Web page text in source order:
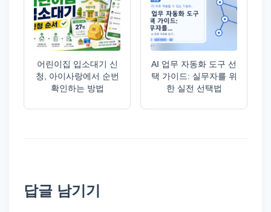
어린이집 입소대기 신
청, 아이사랑에서 순번
확인하는 방법
AI 업무 자동화 도구 선
택 가이드: 실무자를 위
한 실전 선택법
답글 남기기